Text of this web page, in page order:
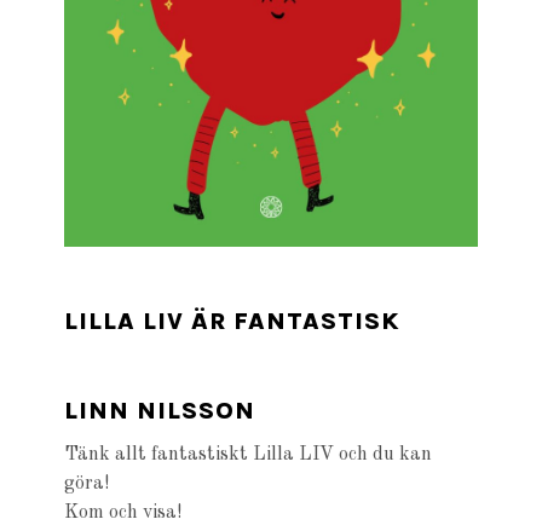
LILLA LIV ÄR FANTASTISK
LINN NILSSON
Tänk allt fantastiskt Lilla LIV och du kan
göra!
Kom och visa!